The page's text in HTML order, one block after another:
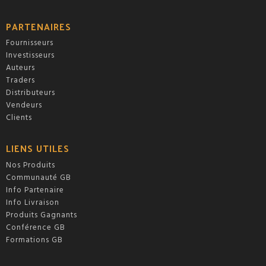
PARTENAIRES
Fournisseurs
Investisseurs
Auteurs
Traders
Distributeurs
Vendeurs
Clients
LIENS UTILES
Nos Produits
Communauté GB
Info Partenaire
Info Livraison
Produits Gagnants
Conférence GB
Formations GB